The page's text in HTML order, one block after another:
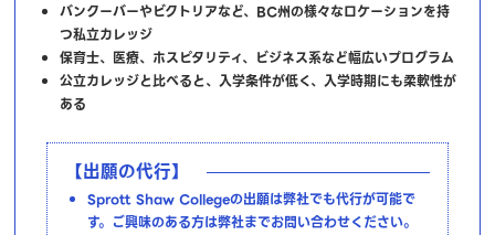
バンクーバーやビクトリアなど、BC州の様々なロケーションを持
つ私立カレッジ
保育士、医療、ホスピタリティ、ビジネス系など幅広いプログラム
公立カレッジと比べると、入学条件が低く、入学時期にも柔軟性が
ある
【出願の代行】
Sprott Shaw Collegeの出願は弊社でも代行が可能で
す。ご興味のある方は弊社までお問い合わせください。